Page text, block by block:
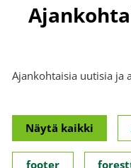
Ajankohtaisia uutisia ja
Näytä kaikki
footer